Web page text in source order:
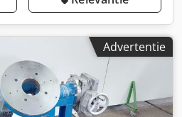
Advertentie